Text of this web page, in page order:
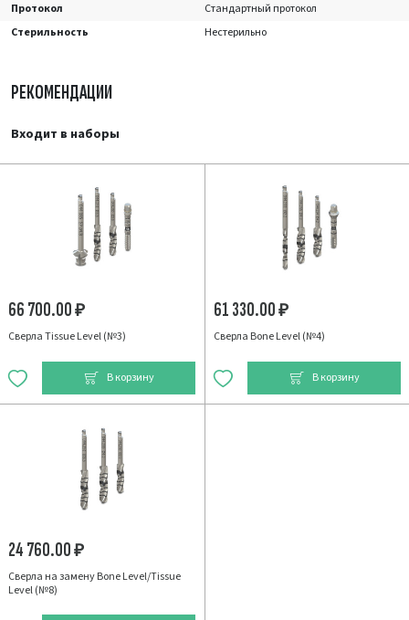
Протокол
Стандартный протокол
Стерильность
Нестерильно
РЕКОМЕНДАЦИИ
Входит в наборы
66 700.00₽
Сверла Tissue Level (№3)
В корзину
61 330.00₽
Сверла Bone Level (№4)
В корзину
24 760.00₽
Сверла на замену Bone Level/Tissue
Level (№8)